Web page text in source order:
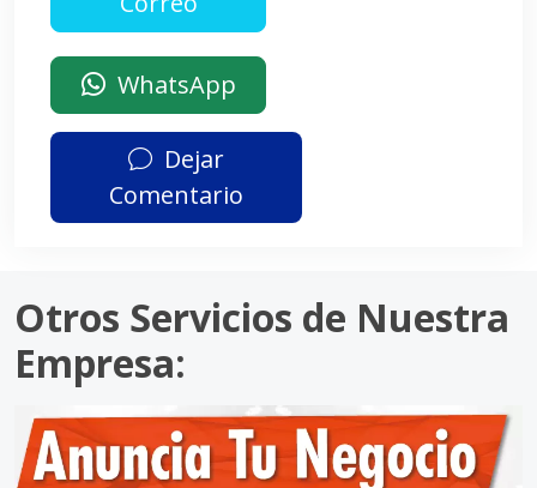
WhatsApp
Dejar
Comentario
Otros Servicios de Nuestra
Empresa: